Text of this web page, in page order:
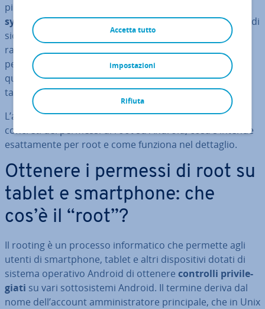
più im­por­tan­ti è senza dubbio l’
systemda parte dell’utente, prin­ci­pal­men­te per motivi di
sicurezza. Per eliminare queste re­stri­zio­ni è ne­ces­sa­rio
radicare il di­spo­si­ti­vo mobile, ovvero ottenerne i
permessi di root sotto la propria re­spon­sa­bi­li­tà, in
quanto molti pro­dut­to­ri non giudicano fa­vo­re­vol­men­te
tale modifica del sistema operativo.
L’articolo seguente v’illustra ivantaggi e gli svantaggi
concreti dei permessi di root su Android, cosa s’intende
esat­ta­men­te per root e come funziona nel dettaglio.
Ottenere i permessi di root su
tablet e smart­pho­ne: che
cos’è il “root”?
Il rooting è un processo in­for­ma­ti­co che permette agli
utenti di smart­pho­ne, tablet e altri di­spo­si­ti­vi dotati di
sistema operativo Android di ottenere controlli pri­vi­le­
gia­ti su vari sot­to­si­ste­mi Android. Il termine deriva dal
nome dell’account am­mi­ni­stra­to­re prin­ci­pa­le, che in Unix
Accetta tutto
Rifiuta
impostazioni